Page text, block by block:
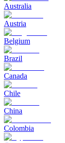
Australia
Austria
Belgium
Brazil
Canada
Chile
China
Colombia